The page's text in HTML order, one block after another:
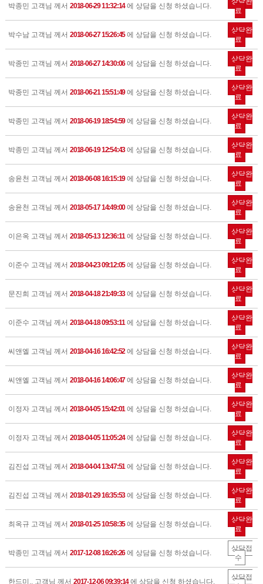
박종민 고객님 께서 2018-06-29 11:32:14에 상담을 신청 하셨습니다.
료
박수남 고객님 께서 2018-06-27 15:26:45에 상담을 신청 하셨습니다.
상담완
료
박종민 고객님 께서 2018-06-27 14:30:06에 상담을 신청 하셨습니다.
상담완
료
박종민 고객님 께서 2018-06-21 15:51:49에 상담을 신청 하셨습니다.
상담완
료
박종민 고객님 께서 2018-06-19 18:54:59에 상담을 신청 하셨습니다.
상담완
료
박종민 고객님 께서 2018-06-19 12:54:43에 상담을 신청 하셨습니다.
상담완
료
송윤천 고객님 께서 2018-06-08 16:15:19에 상담을 신청 하셨습니다.
상담완
료
송윤천 고객님 께서 2018-05-17 14:49:00에 상담을 신청 하셨습니다.
상담완
료
이은옥 고객님 께서 2018-05-13 12:36:11 에 상담을 신청 하셨습니다.
상담완
료
이준수 고객님 께서 2018-04-23 09:12:05에 상담을 신청 하셨습니다.
상담완
료
문진희 고객님 께서 2018-04-18 21:49:33에 상담을 신청 하셨습니다.
상담완
료
이준수 고객님 께서 2018-04-18 09:53:11 에 상담을 신청 하셨습니다.
상담완
료
씨앤엘 고객님 께서 2018-04-16 16:42:52 에 상담을 신청 하셨습니다.
상담완
료
씨앤엘 고객님 께서 2018-04-16 14:06:47에 상담을 신청 하셨습니다.
상담완
료
이정자 고객님 께서 2018-04-05 15:42:01 에 상담을 신청 하셨습니다.
상담완
료
이정자 고객님 께서 2018-04-05 11:05:24에 상담을 신청 하셨습니다.
상담완
료
김진섭 고객님 께서 2018-04-04 13:47:51 에 상담을 신청 하셨습니다.
상담완
료
김진섭 고객님 께서 2018-01-29 16:35:53에 상담을 신청 하셨습니다.
상담완
료
최옥규 고객님 께서 2018-01-25 10:58:35에 상담을 신청 하셨습니다.
상담완
료
박종민 고객님 께서 2017-12-08 16:26:26에 상담을 신청 하셨습니다.
상담접
수
한드미.. 고객님 께서 2017-12-06 09:39:14에 상담을 신청 하셨습니다.
상담접